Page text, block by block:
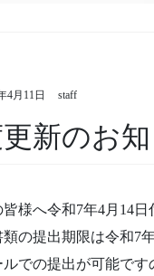
4月11日 staff
新のお知
様へ令和7年4月14
の提出期限は令和7
での提出が可能で